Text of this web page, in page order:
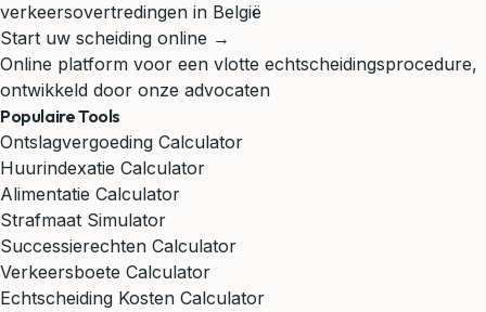
verkeersovertredingen in België
Start uw scheiding online →
Online platform voor een vlotte echtscheidingsprocedure,
ontwikkeld door onze advocaten
Populaire Tools
Ontslagvergoeding Calculator
Huurindexatie Calculator
Alimentatie Calculator
Strafmaat Simulator
Successierechten Calculator
Verkeersboete Calculator
Echtscheiding Kosten Calculator